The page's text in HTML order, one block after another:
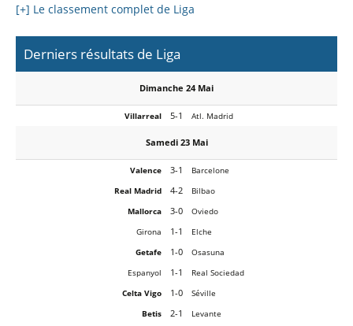
[+] Le classement complet de Liga
Derniers résultats de Liga
Dimanche 24 Mai
Villarreal 5-1 Atl. Madrid
Samedi 23 Mai
Valence 3-1
Barcelone
Real Madrid
4-2
Bilbao
Mallorca
3-0
Oviedo
Girona
1-1
Elche
Getafe
1-0
Osasuna
Espanyol
1-1
Real Sociedad
Celta Vigo
1-0
Séville
Betis
2-1
Levante